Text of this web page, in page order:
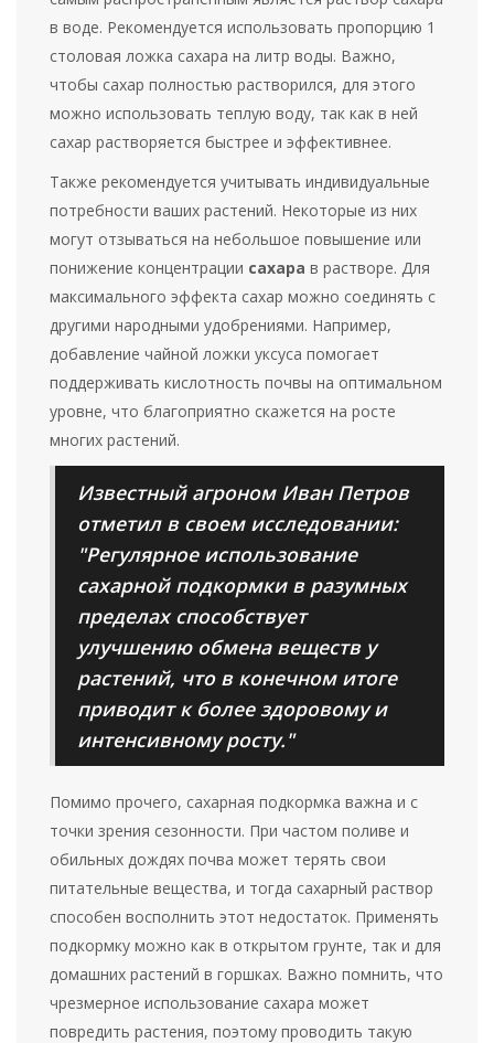
в воде. Рекомендуется использовать пропорцию 1
столовая ложка сахара на литр воды. Важно,
чтобы сахар полностью растворился, для этого
можно использовать теплую воду, так как в ней
сахар растворяется быстрее и эффективнее.
Также рекомендуется учитывать индивидуальные
потребности ваших растений. Некоторые из них
могут отзываться на небольшое повышение или
понижение концентрации сахара в растворе. Для
максимального эффекта сахар можно соединять с
другими народными удобрениями. Например,
добавление чайной ложки уксуса помогает
поддерживать кислотность почвы на оптимальном
уровне, что благоприятно скажется на росте
многих растений.
Известный агроном Иван Петров
отметил в своем исследовании:
"Регулярное использование
сахарной подкормки в разумных
пределах способствует
улучшению обмена веществ у
растений, что в конечном итоге
приводит к более здоровому и
интенсивному росту."
Помимо прочего, сахарная подкормка важна и с
точки зрения сезонности. При частом поливе и
обильных дождях почва может терять свои
питательные вещества, и тогда сахарный раствор
способен восполнить этот недостаток. Применять
подкормку можно как в открытом грунте, так и для
домашних растений в горшках. Важно помнить, что
чрезмерное использование сахара может
повредить растения, поэтому проводить такую